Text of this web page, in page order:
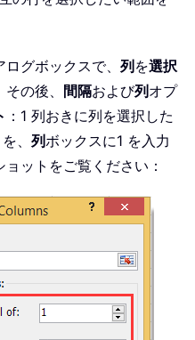
ログボックスで、 列を選択
の後、 間隔および列オプ
：1 列おきに列を選択した
、 列ボックスに1 を入力
ットをご覧ください：